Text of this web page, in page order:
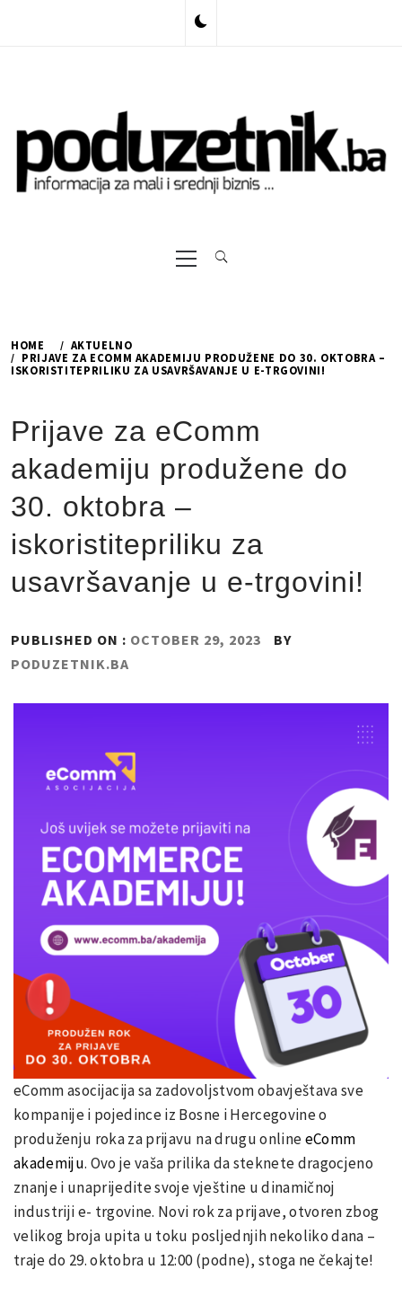
Primary
Menu
HOME
AKTUELNO
PRIJAVE ZA ECOMM AKADEMIJU PRODUŽENE DO 30. OKTOBRA –
ISKORISTITEPRILIKU ZA USAVRŠAVANJE U E-TRGOVINI!
Prijave za eComm
akademiju produžene do
30. oktobra –
iskoristitepriliku za
usavršavanje u e-trgovini!
PUBLISHED ON : OCTOBER 29, 2023
BY
PODUZETNIK.BA
eComm asocijacija sa zadovoljstvom obavještava sve
kompanije i pojedince iz Bosne i Hercegovine o
produženju roka za prijavu na drugu onlineeComm
akademiju. Ovo je vaša prilika da steknete dragocjeno
znanje i unaprijedite svoje vještine u dinamičnoj
industriji e- trgovine. Novi rok za prijave, otvoren zbog
velikog broja upita u toku posljednjih nekoliko dana –
traje do 29. oktobra u 12:00 (podne), stoga ne čekajte!